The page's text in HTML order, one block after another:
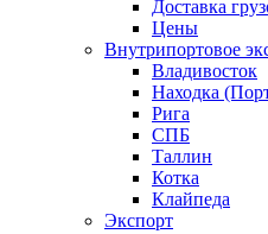
Доставка
Цены
Внутрипортовое
Владивосток
Находка
Рига
СПБ
Таллин
Котка
Клайпеда
Экспорт